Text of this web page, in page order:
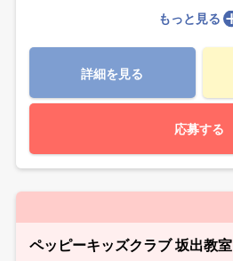
もっと見る
詳細を見る
応募する
ペッピーキッズクラブ 坂出教室